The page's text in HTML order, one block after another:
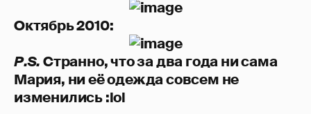
Октябрь 2010:
P.S.Странно, что за два года ни сама
Мария, ни её одежда совсем не
изменились :lol